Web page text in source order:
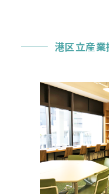
港区立産